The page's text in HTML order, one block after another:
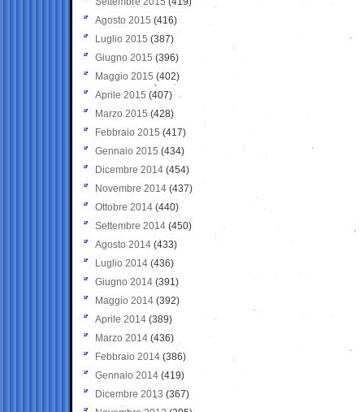
Agosto 2015 (416)
Luglio 2015 (387)
Giugno 2015 (396)
Maggio 2015 (402)
Aprile 2015 (407)
Marzo 2015 (428)
Febbraio 2015 (417)
Gennaio 2015 (434)
Dicembre 2014 (454)
Novembre 2014 (437)
Ottobre 2014 (440)
Settembre 2014 (450)
Agosto 2014 (433)
Luglio 2014 (436)
Giugno 2014 (391)
Maggio 2014 (392)
Aprile 2014 (389)
Marzo 2014 (436)
Febbraio 2014 (386)
Gennaio 2014 (419)
Dicembre 2013 (367)